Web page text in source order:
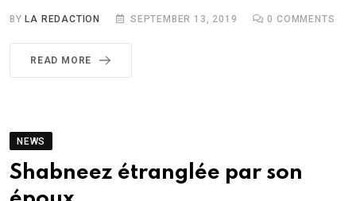
BYLA REDACTION SEPTEMBER 13, 2019 0 COMMENTS
READ MORE
NEWS
Shabneez étranglée par son